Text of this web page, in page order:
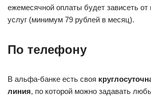
ежемесячной оплаты будет зависеть от
услуг (минимум 79 рублей в месяц).
По телефону
В альфа-банке есть своя
линия, по которой можно задавать